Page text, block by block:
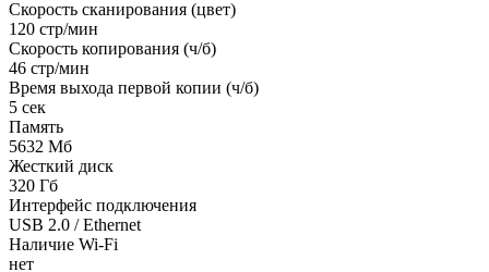
Скорость сканирования (цвет)
120 стр/мин
Скорость копирования (ч/б)
46 стр/мин
Время выхода первой копии (ч/б)
5 сек
Память
5632 Мб
Жесткий диск
320 Гб
Интерфейс подключения
USB 2.0 / Ethernet
Наличие Wi-Fi
нет